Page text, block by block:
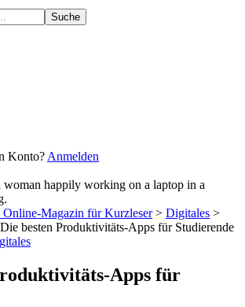
Konto? Anmelden
Magazin für Kurzleser> Digitales >
Die besten Produktivitäts-Apps für Studierende
Apps für